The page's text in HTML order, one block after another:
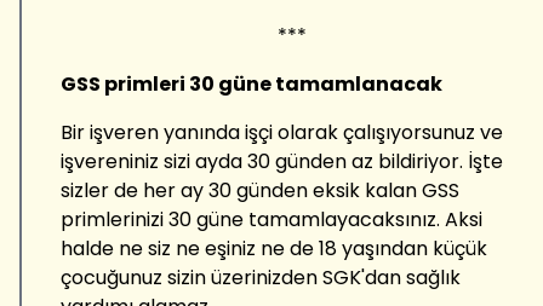
***
GSS primleri 30 güne tamamlanacak
Bir işveren yanında işçi olarak çalışıyorsunuz ve
işvereniniz sizi ayda 30 günden az bildiriyor. İşte
sizler de her ay 30 günden eksik kalan GSS
primlerinizi 30 güne tamamlayacaksınız. Aksi
halde ne siz ne eşiniz ne de 18 yaşından küçük
çocuğunuz sizin üzerinizden SGK'dan sağlık